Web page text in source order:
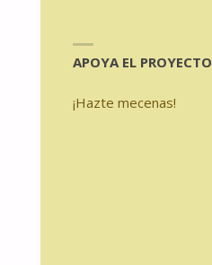
APOYA EL PROYECTO
¡Hazte mecenas!